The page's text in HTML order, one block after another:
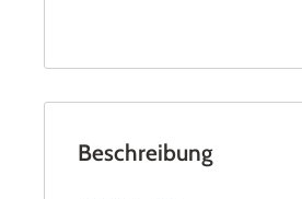
Beschreibung